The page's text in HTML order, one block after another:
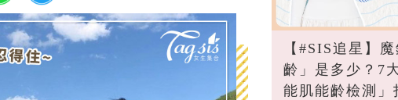
【#SIS追星】
齡」是多少？7
能肌能齡檢測」